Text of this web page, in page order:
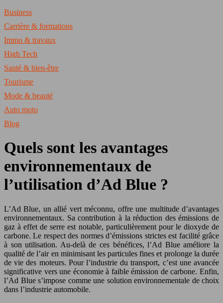
Business
Carrière & formations
Immo & travaux
High Tech
Santé & bien-être
Tourisme
Mode & beauté
Auto moto
Blog
Quels sont les avantages
environnementaux de
l’utilisation d’Ad Blue ?
L’Ad Blue, un allié vert méconnu, offre une multitude d’avantages
environnementaux. Sa contribution à la réduction des émissions de
gaz à effet de serre est notable, particulièrement pour le dioxyde de
carbone. Le respect des normes d’émissions strictes est facilité grâce
à son utilisation. Au-delà de ces bénéfices, l’Ad Blue améliore la
qualité de l’air en minimisant les particules fines et prolonge la durée
de vie des moteurs. Pour l’industrie du transport, c’est une avancée
significative vers une économie à faible émission de carbone. Enfin,
l’Ad Blue s’impose comme une solution environnementale de choix
dans l’industrie automobile.